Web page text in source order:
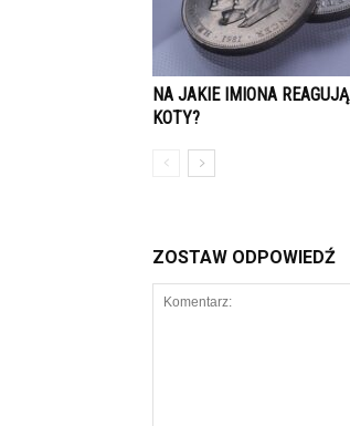
NA JAKIE IMIONA REAGUJĄ
KOTY?
ZOSTAW ODPOWIEDŹ